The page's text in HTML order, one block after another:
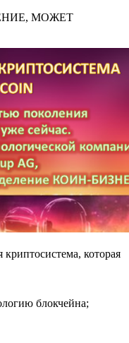
МОЖЕТ
которая
блокчейна;